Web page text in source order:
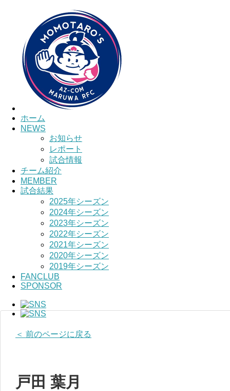
ホーム
NEWS
お知らせ
レポート
試合情報
チーム紹介
MEMBER
試合結果
2025年シーズン
2024年シーズン
2023年シーズン
2022年シーズン
2021年シーズン
2020年シーズン
2019年シーズン
FANCLUB
SPONSOR
＜ 前のページに戻る
戸田 葉月